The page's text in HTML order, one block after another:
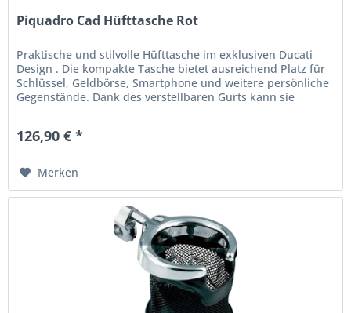
Piquadro Cad Hüfttasche Rot
Praktische und stilvolle Hüfttasche im exklusiven Ducati
Design . Die kompakte Tasche bietet ausreichend Platz für
Schlüssel, Geldbörse, Smartphone und weitere persönliche
Gegenstände. Dank des verstellbaren Gurts kann sie
126,90 € *
Merken